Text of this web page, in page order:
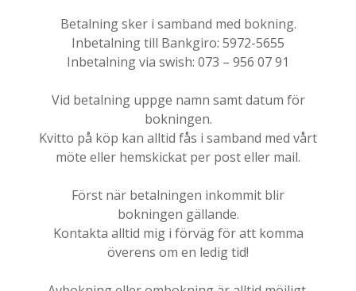
Betalning sker i samband med bokning.
Inbetalning till Bankgiro: 5972-5655
Inbetalning via swish: 073 – 956 07 91
Vid betalning uppge namn samt datum för
bokningen.
Kvitto på köp kan alltid fås i samband med vårt
möte eller hemskickat per post eller mail.
Först när betalningen inkommit blir
bokningen gällande.
Kontakta alltid mig i förväg för att komma
överens om en ledig tid!